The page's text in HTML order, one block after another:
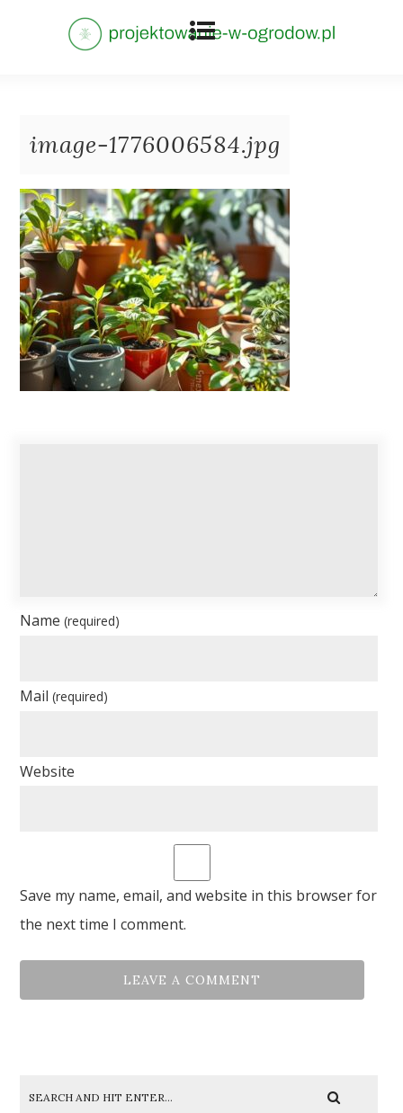
image-1776006584.jpg
Name(required)
Mail(required)
Website
Save my name, email, and website in this browser for
the next time I comment.